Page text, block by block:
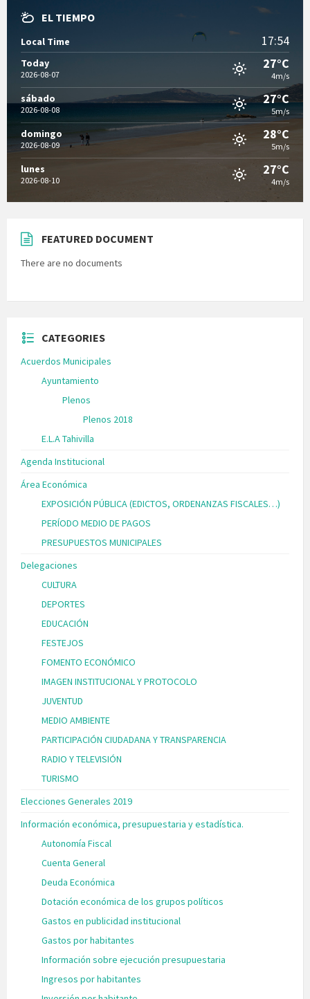
EL TIEMPO
Local Time 17:54
Today
2026-08-07
27°C
4m/s
sábado
2026-08-08
27°C
5m/s
domingo
2026-08-09
28°C
5m/s
lunes
2026-08-10
27°C
4m/s
FEATURED DOCUMENT
There are no documents
CATEGORIES
Acuerdos Municipales
Ayuntamiento
Plenos
Plenos 2018
E.L.A Tahivilla
Agenda Institucional
Área Económica
EXPOSICIÓN PÚBLICA (EDICTOS, ORDENANZAS FISCALES…)
PERÍODO MEDIO DE PAGOS
PRESUPUESTOS MUNICIPALES
Delegaciones
CULTURA
DEPORTES
EDUCACIÓN
FESTEJOS
FOMENTO ECONÓMICO
IMAGEN INSTITUCIONAL Y PROTOCOLO
JUVENTUD
MEDIO AMBIENTE
PARTICIPACIÓN CIUDADANA Y TRANSPARENCIA
RADIO Y TELEVISIÓN
TURISMO
Elecciones Generales 2019
Información económica, presupuestaria y estadística.
Autonomía Fiscal
Cuenta General
Deuda Económica
Dotación económica de los grupos políticos
Gastos en publicidad institucional
Gastos por habitantes
Información sobre ejecución presupuestaria
Ingresos por habitantes